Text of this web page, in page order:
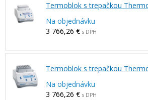
Termoblok s trepačkou
Na objednávku
3 766,26 € s DPH
Termoblok s trepačkou
Na objednávku
3 766,26 € s DPH